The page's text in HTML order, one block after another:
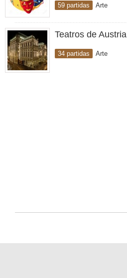
59 partidas Arte
Teatros de Austria
34 partidas Arte